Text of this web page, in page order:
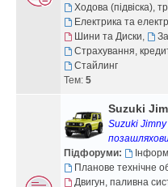
Ходова (підвіска),
Електрика та
Шини та Диски,
Страхування,
Стайлинг
Тем: 5
Suzuki
Suzuki
Підфоруми:
Планове технічне
Двигун, паливна